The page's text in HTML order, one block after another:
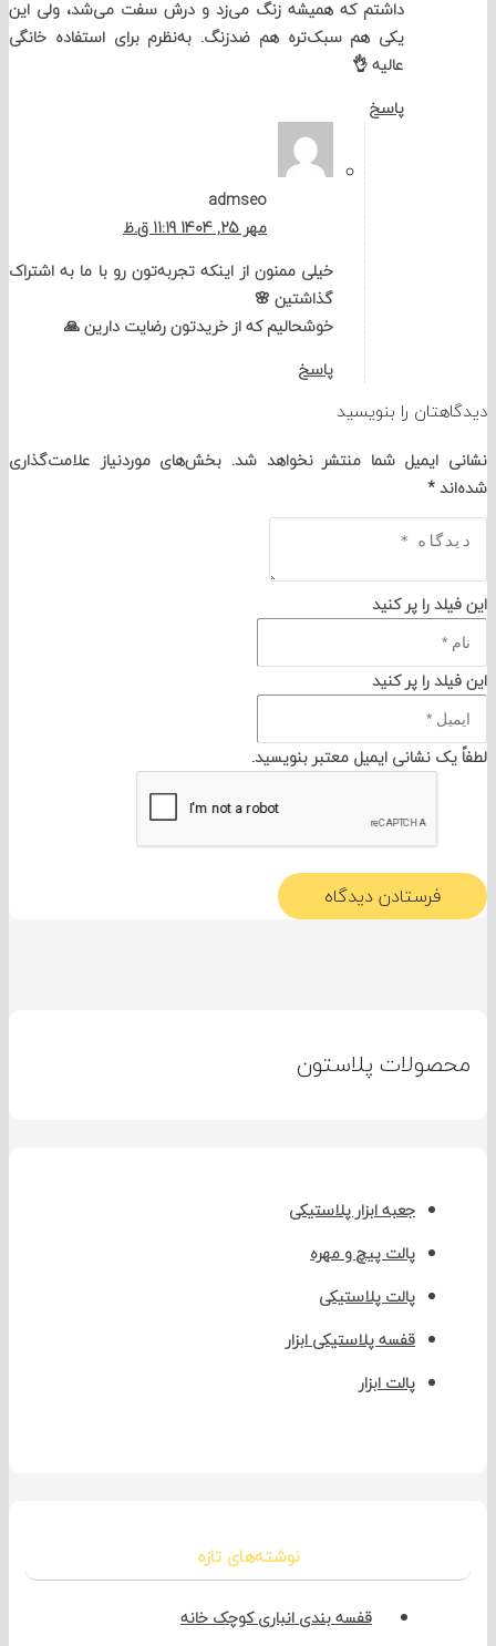
داشتم که همیشه زنگ می‌زد و درش سفت می‌شد، ولی این
یکی هم سبک‌تره هم ضدزنگ. به‌نظرم برای استفاده خانگی
عالیه 👌
admseo
خیلی ممنون از اینکه تجربه‌تون رو با ما به اشتراک
گذاشتین 🌸
خوشحالیم که از خریدتون رضایت دارین 🙏
پاسخ
را بنویسید
ایمیل شما منتشر نخواهد شد. بخش‌های موردنیاز علامت‌گذاری
*
را پر کنید
را پر کنید
نشانی ایمیل معتبر بنویسید.
فرستادن دیدگاه
پلاستون
جعبه ابزار پلاستیکی
پالت پیچ و مهره
پالت پلاستیکی
قفسه پلاستیکی ابزار
پالت ابزار
نوشته‌های تازه
قفسه بندی انباری کوچک خانه